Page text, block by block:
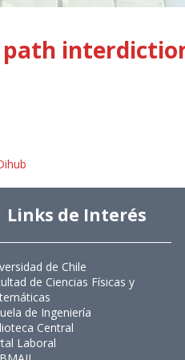
Links de Interés
de Chile
de Ciencias Físicas y
de Ingeniería
Central
Laboral